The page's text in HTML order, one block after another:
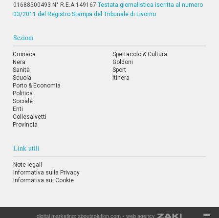
i
i
o
d
o
01688500493 N° R.E.A 149167 Testata giornalistica iscritta al numero
03/2011 del Registro Stampa del Tribunale di Livorno
Sezioni
Cronaca
Nera
Sanità
Scuola
Porto & Economia
Politica
Sociale
Enti
Collesalvetti
Provincia
Spettacolo & Cultura
Goldoni
Sport
Itinera
Link utili
Note legali
Informativa sulla Privacy
Informativa sui Cookie
digital marketing:aboutsolution.com•web agency